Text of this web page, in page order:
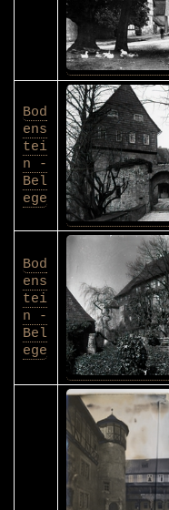
Bod
ens
tei
n -
Bel
ege
Bod
ens
tei
n -
Bel
ege